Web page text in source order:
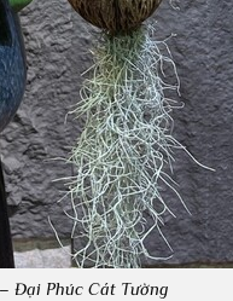
Đại Phúc Cát Tường